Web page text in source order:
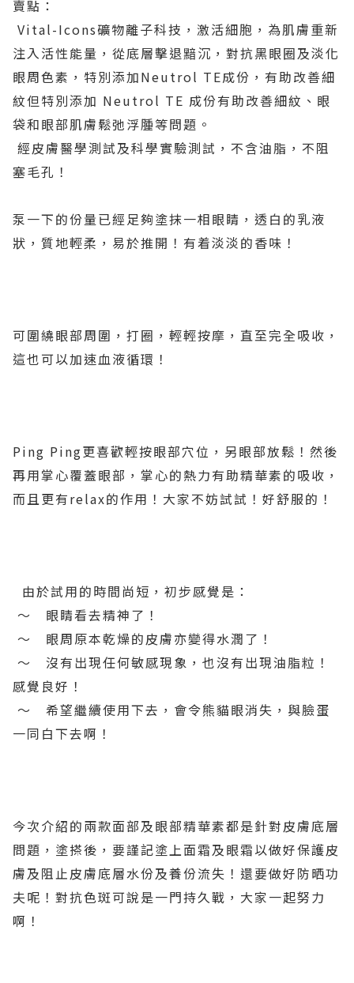
賣點：
Vital-Icons礦物離子科技，激活細胞，為肌膚重新
注入活性能量，從底層擊退黯沉，對抗黑眼圈及淡化
眼周色素，特別添加Neutrol TE成份，有助改善細
紋但特別添加 Neutrol TE 成份有助改善細紋、眼
袋和眼部肌膚鬆弛浮腫等問題。
經皮膚醫學測試及科學實驗測試，不含油脂，不阻
塞毛孔！
泵一下的份量已經足夠塗抹一相眼睛，透白的乳液
狀，質地輕柔，易於推開！有着淡淡的香味！
可圍繞眼部周圍，打圈，輕輕按摩，直至完全吸收，
這也可以加速血液循環！
Ping Ping更喜歡輕按眼部穴位，另眼部放鬆！然後
再用掌心覆蓋眼部，掌心的熱力有助精華素的吸收，
而且更有relax的作用！大家不妨試試！好舒服的！
由於試用的時間尚短，初步感覺是：
～ 眼睛看去精神了！
～ 眼周原本乾燥的皮膚亦變得水潤了！
～ 沒有出現任何敏感現象，也沒有出現油脂粒！
感覺良好！
～ 希望繼續使用下去，會令熊貓眼消失，與臉蛋
一同白下去啊！
今次介紹的兩款面部及眼部精華素都是針對皮膚底層
問題，塗搽後，要謹記塗上面霜及眼霜以做好保護皮
膚及阻止皮膚底層水份及養份流失！還要做好防晒功
夫呢！對抗色斑可說是一門持久戰，大家一起努力
啊！